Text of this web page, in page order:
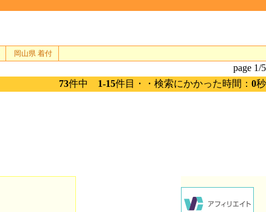
page 1/5
73件中 1-15件目・・検索にかかった時間： 0秒
岡山県 着付